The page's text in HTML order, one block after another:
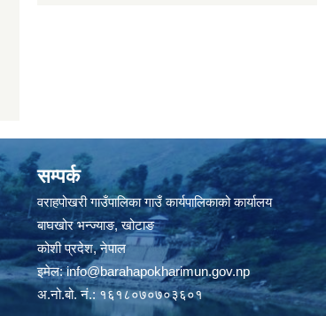
सम्पर्क
वराहपोखरी गाउँपालिका गाउँ कार्यपालिकाको कार्यालय
बाघखोर भन्ज्याङ, खोटाङ
कोशी प्रदेश, नेपाल
इमेल:info@barahapokharimun.gov.np
अ.नो.बो. नं.: १६१८०७०७०३६०१